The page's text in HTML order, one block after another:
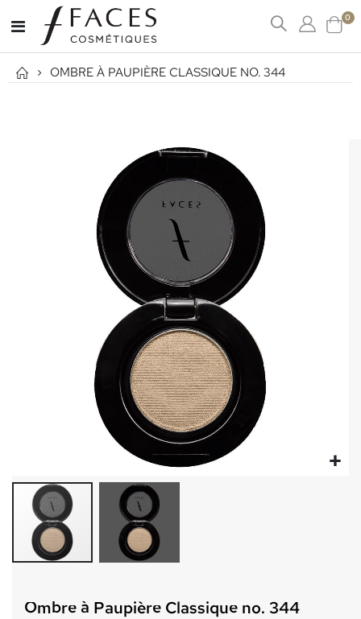
Cart
0
Affichage
navigation
OMBRE À PAUPIÈRE CLASSIQUE NO. 344
début
Ombre à Paupière Classique no. 344